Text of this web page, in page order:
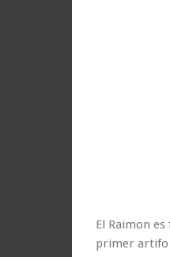
El Raimon
primer artifo